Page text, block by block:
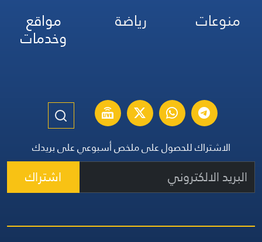
منوعات
رياضة مواقع
وخدمات
الاشتراك للحصول على ملخص أسبوعي على بريدك
اشتراك